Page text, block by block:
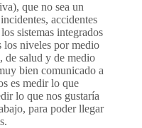
que no sea un
accidentes
sistemas integrados
los niveles por medio
de salud y de medio
bien comunicado a
es medir lo que
lo que nos gustaría
para poder llegar